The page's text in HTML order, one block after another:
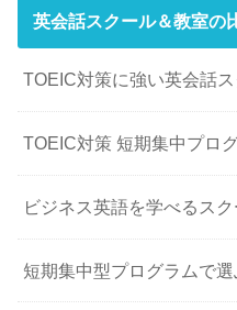
英会話スクール＆教室の
TOEIC対策に強い英会話
TOEIC対策 短期集中プロ
ビジネス英語を学べるス
短期集中型プログラムで選